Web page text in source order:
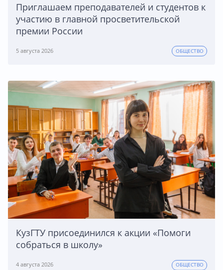
Приглашаем преподавателей и студентов к
участию в главной просветительской
премии России
5 августа 2026 ОБЩЕСТВО
КузГТУ присоединился к акции «Помоги
собраться в школу»
4 августа 2026 ОБЩЕСТВО